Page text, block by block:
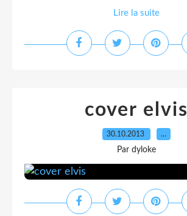
Lire la suite
cover elvis
30.10.2013 …
Par dyloke